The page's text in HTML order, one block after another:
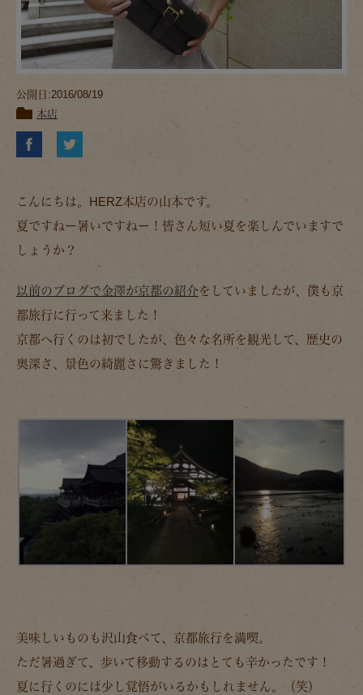
公開日:2016/08/19
本店
こんにちは。HERZ本店の山本です。
夏ですねー暑いですねー！皆さん短い夏を楽しんでいますで
しょうか？
以前のブログで金澤が京都の紹介をしていましたが、僕も京
都旅行に行って来ました！
京都へ行くのは初でしたが、色々な名所を観光して、歴史の
奥深さ、景色の綺麗さに驚きました！
美味しいものも沢山食べて、京都旅行を満喫。
ただ暑過ぎて、歩いて移動するのはとても辛かったです！
夏に行くのには少し覚悟がいるかもしれません。（笑）